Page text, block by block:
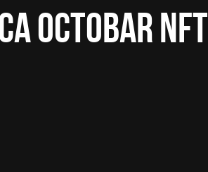
Octobar NFT